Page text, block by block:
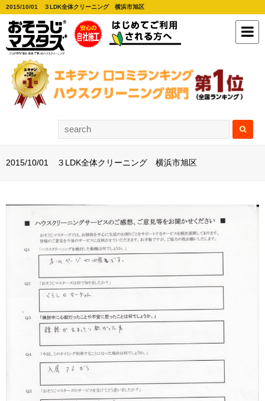
2015/10/01 ３LDK全体クリーニング 横浜市旭区
2015/10/01 ３LDK全体クリーニング 横浜市旭区